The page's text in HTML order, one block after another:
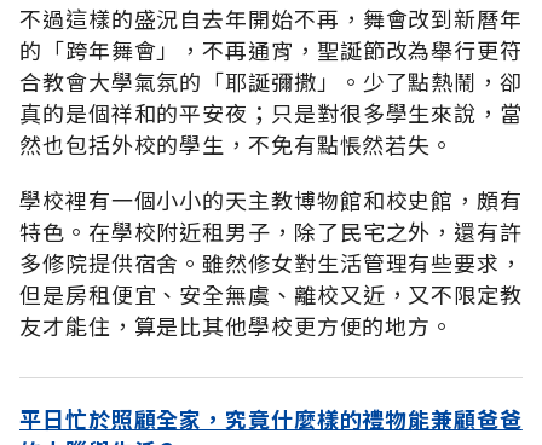
不過這樣的盛況自去年開始不再，舞會改到新曆年
的「跨年舞會」，不再通宵，聖誕節改為舉行更符
合教會大學氣氛的「耶誕彌撒」。少了點熱鬧，卻
真的是個祥和的平安夜；只是對很多學生來說，當
然也包括外校的學生，不免有點悵然若失。
學校裡有一個小小的天主教博物館和校史館，頗有
特色。在學校附近租男子，除了民宅之外，還有許
多修院提供宿舍。雖然修女對生活管理有些要求，
但是房租便宜、安全無虞、離校又近，又不限定教
友才能住，算是比其他學校更方便的地方。
平日忙於照顧全家，究竟什麼樣的禮物能兼顧爸爸